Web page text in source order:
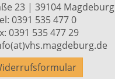
23 | 39104 Magdeburg
0391 535 477 0
0391 535 477 29